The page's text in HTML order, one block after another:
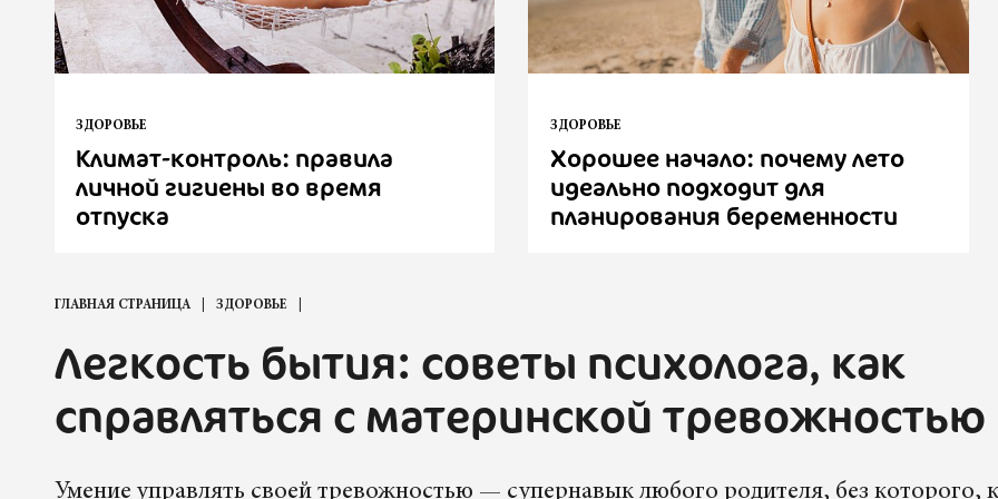
ЗДОРОВЬЕ
Климат-контроль: правила
личной гигиены во время
отпуска
ЗДОРОВЬЕ
Хорошее начало: почему лето
идеально подходит для
планирования беременности
ГЛАВНАЯ СТРАНИЦА ЗДОРОВЬЕ
Легкость бытия: советы психолога, как
справляться с материнской тревожностью
Умение управлять своей тревожностью — супернавык любого родителя, без которого,